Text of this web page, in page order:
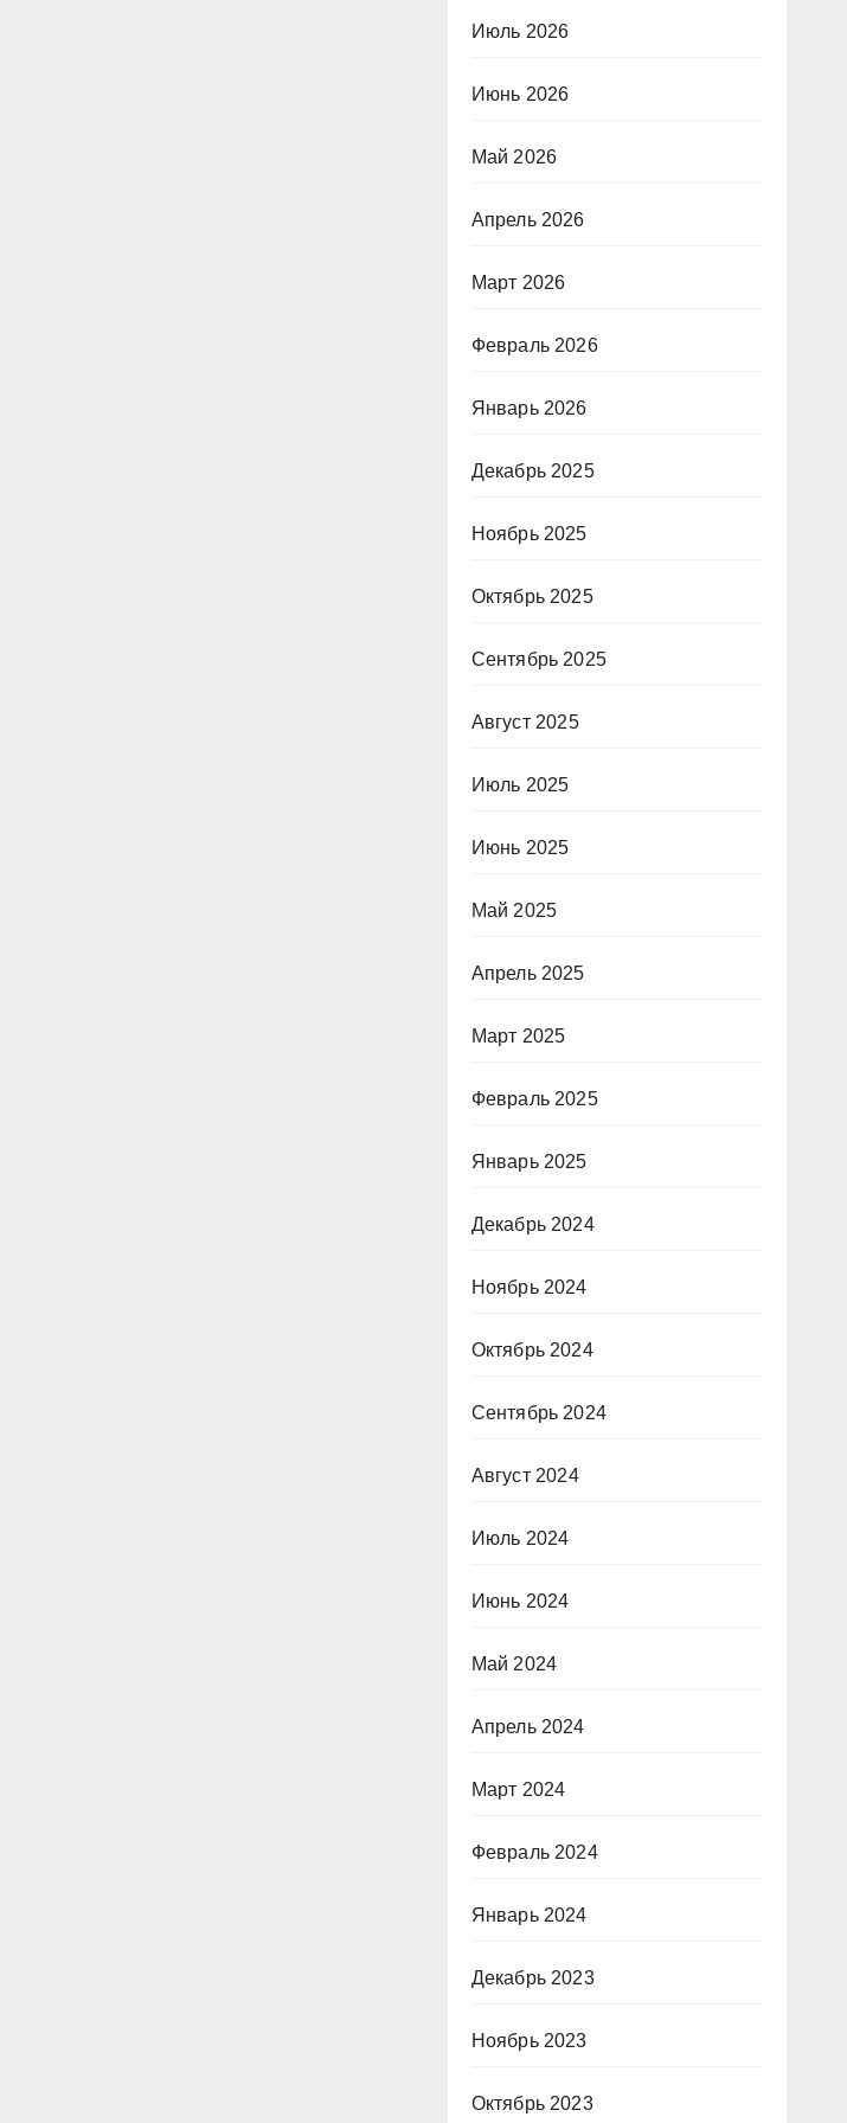
Июль 2026
Июнь 2026
Май 2026
Апрель 2026
Март 2026
Февраль 2026
Январь 2026
Декабрь 2025
Ноябрь 2025
Октябрь 2025
Сентябрь 2025
Август 2025
Июль 2025
Июнь 2025
Май 2025
Апрель 2025
Март 2025
Февраль 2025
Январь 2025
Декабрь 2024
Ноябрь 2024
Октябрь 2024
Сентябрь 2024
Август 2024
Июль 2024
Июнь 2024
Май 2024
Апрель 2024
Март 2024
Февраль 2024
Январь 2024
Декабрь 2023
Ноябрь 2023
Октябрь 2023